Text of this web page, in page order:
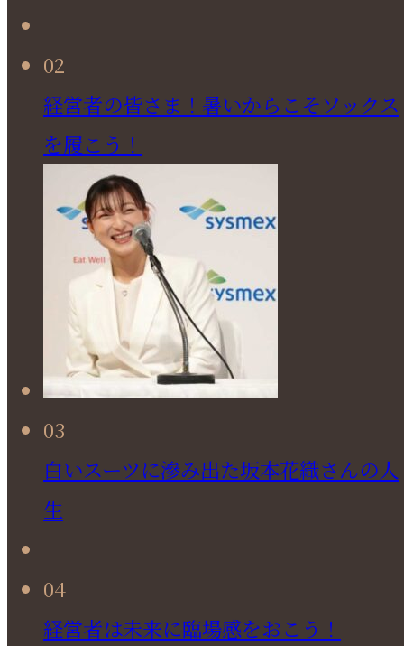
02
経営者の皆さま！暑いからこそソックス
を履こう！
03
白いスーツに滲み出た坂本花織さんの人
生
04
経営者は未来に臨場感をおこう！